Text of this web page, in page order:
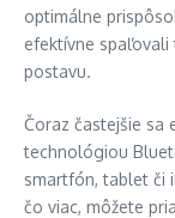
optimálne
efektívne spaľovali
postavu.
Čoraz častejšie sa
technológiou
smartfón, tablet či
čo viac, môžete